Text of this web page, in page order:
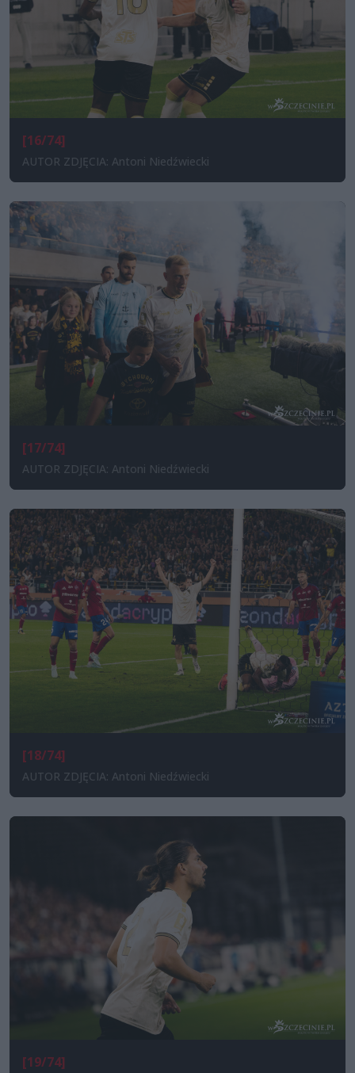
[16/74]
AUTOR ZDJĘCIA: Antoni Niedźwiecki
[17/74]
AUTOR ZDJĘCIA: Antoni Niedźwiecki
[18/74]
AUTOR ZDJĘCIA: Antoni Niedźwiecki
[19/74]